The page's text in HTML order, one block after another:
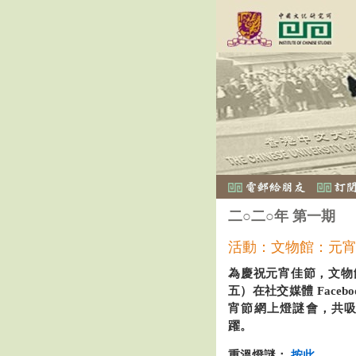
二○二○年 第一期
活動：文物館：元
為慶祝元宵佳節，文
五）在社交媒體
宵節網上燈謎會，共
躍。